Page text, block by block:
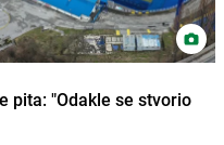
pita: "Odakle se stvorio